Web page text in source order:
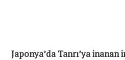
Japonya’da Tanrı’ya